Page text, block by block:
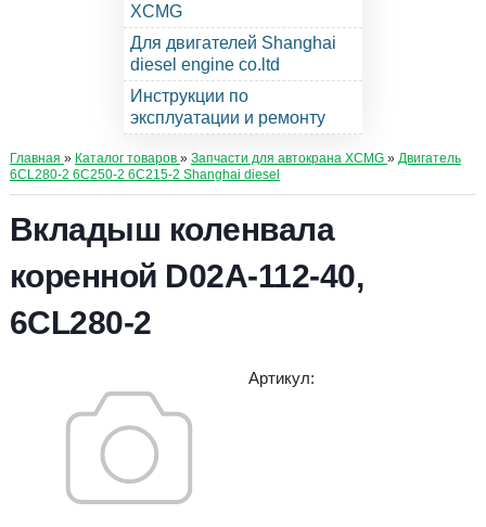
XCMG
Для двигателей Shanghai
diesel engine co.ltd
Инструкции по
эксплуатации и ремонту
Главная » Каталог товаров » Запчасти для автокрана XCMG » Двигатель
6CL280-2 6C250-2 6C215-2 Shanghai diesel
Вкладыш коленвала
коренной D02A-112-40,
6CL280-2
Артикул: